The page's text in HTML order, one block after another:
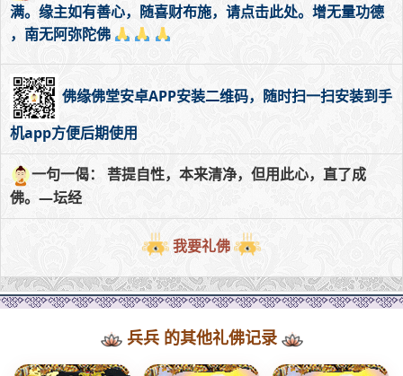
满。缘主如有善心，随喜财布施，请点击此处。增无量功德
，南无阿弥陀佛
佛缘佛堂安卓APP安装二维码，随时扫一扫安装到手
机app方便后期使用
一句一偈： 菩提自性，本来清净，但用此心，直了成
佛。—坛经
我要礼佛
兵兵 的其他礼佛记录